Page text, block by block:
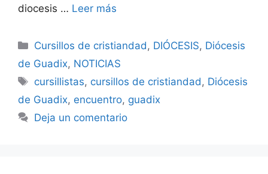
diocesis … Leer más
Categorías
Cursillos de cristiandad, DIÓCESIS, Diócesis
de Guadix, NOTICIAS
Etiquetas
cursillistas, cursillos de cristiandad, Diócesis
de Guadix, encuentro, guadix
Deja un comentario